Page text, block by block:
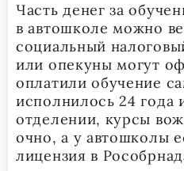
Часть денег за
в автошколе можно
социальный
или опекуны могут
оплатили обучение
исполнилось 24 года
отделении, курсы
очно, а у автошколы
лицензия в